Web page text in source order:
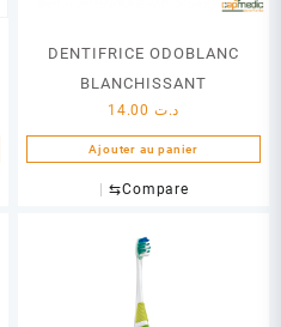
DENTIFRICE ODOBLANC
BLANCHISSANT
د.ت
Ajouter au panier
⇆Compare